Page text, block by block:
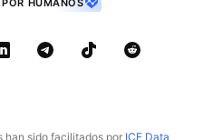
HUMANOS
han sido facilitados por ICE Data